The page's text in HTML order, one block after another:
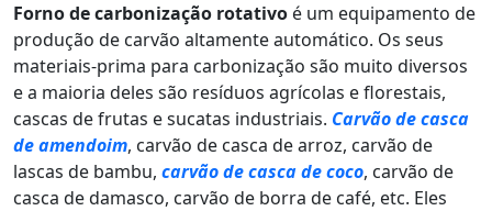
Forno de carbonização rotativo é um equipamento de
produção de carvão altamente automático. Os seus
materiais-prima para carbonização são muito diversos
e a maioria deles são resíduos agrícolas e florestais,
cascas de frutas e sucatas industriais. Carvão de casca
de amendoim, carvão de casca de arroz, carvão de
lascas de bambu, carvão de casca de coco, carvão de
casca de damasco, carvão de borra de café, etc. Eles